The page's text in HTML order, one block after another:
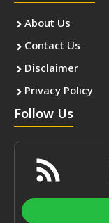
About Us
Contact Us
Disclaimer
Privacy Policy
Follow Us